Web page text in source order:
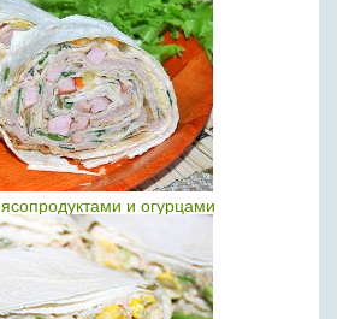
и огурцами